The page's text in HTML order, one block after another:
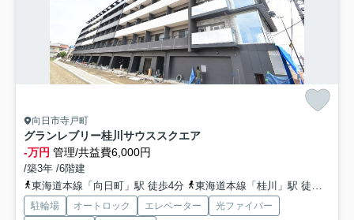
向日市寺戸町
グランレブリー桂川サウススクエア
-万円 管理/共益費6,000円
/築3年 /6階建
東海道本線「向日町」駅 徒歩4分
東海道本線「桂川」駅 徒歩10分
駐輪場 オートロック エレベーター
光ファイバー